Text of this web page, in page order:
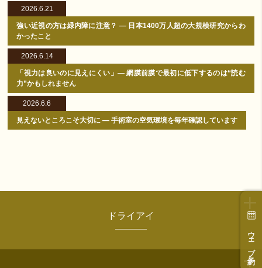
ウェブ予約
2026.6.21
強い近視の方は緑内障に注意？ ― 日本1400万人超の大規模研究からわ
かったこと
2026.6.14
「視力は良いのに見えにくい」― 網膜前膜で最初に低下するのは“読む
力”かもしれません
2026.6.6
見えないところこそ大切に ― 手術室の空気環境を毎年確認しています
ドライアイ